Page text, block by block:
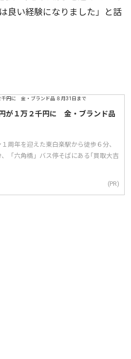
良い経験になりました」と話
が１万２千円に 金・ブランド品
周年を迎えた東白楽駅から徒歩６分、
「六角橋」バス停そばにある｢買取大吉
(PR)